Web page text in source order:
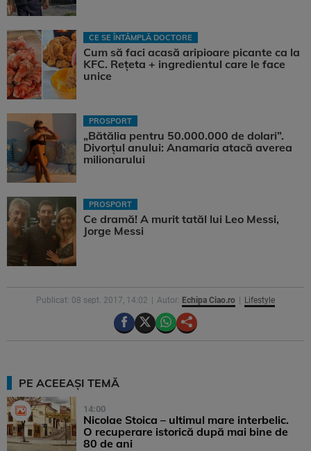
CE SE ÎNTÂMPLĂ DOCTORE
Cum să faci acasă aripioare picante ca la
KFC. Rețeta + ingredientul care le face
unice
PROSPORT
„Bătălia pentru 50.000.000 de dolari”.
Divorțul anului: Anamaria atacă averea
milionarului
PROSPORT
Ce dramă! A murit tatăl lui Leo Messi,
Jorge Messi
Publicat: 08 sept. 2017, 14:02 Autor: Echipa Ciao.ro Lifestyle
PE ACEEAȘI TEMĂ
14:00
Nicolae Stoica – ultimul mare interbelic.
O recuperare istorică după mai bine de
80 de ani